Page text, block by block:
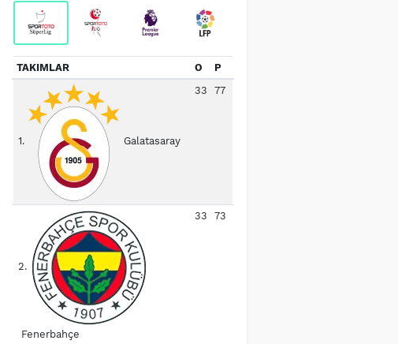
TAKIMLAR O P
1. Galatasaray
33 77
2.
Fenerbahçe
33 73